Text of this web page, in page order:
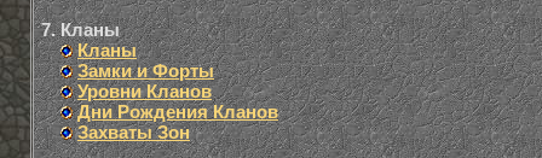
7. Кланы
Кланы
Замки и Форты
Уровни Кланов
Дни Рождения Кланов
Захваты Зон